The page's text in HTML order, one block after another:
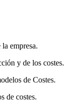
empresa.
y de los costes.
de Costes.
de costes.